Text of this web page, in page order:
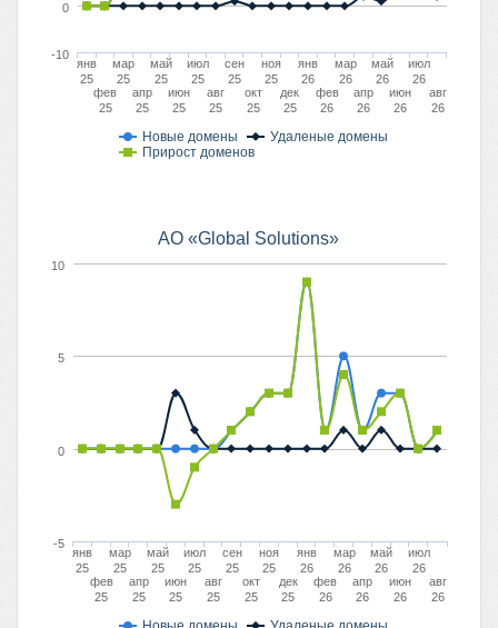
Новые домены
Удаленые домены
Прирост доменов
янв
25
фев
25
мар
25
апр
25
май
25
июн
25
июл
25
авг
25
сен
25
окт
25
ноя
25
дек
25
янв
26
фев
26
мар
26
апр
26
май
26
июн
26
июл
26
авг
26
-10
0
АО «Global Solutions»
янв
25
фев
25
мар
25
апр
25
май
25
июн
25
июл
25
авг
25
сен
25
окт
25
ноя
25
дек
25
янв
26
фев
26
мар
26
апр
26
май
26
июн
26
июл
26
авг
26
-5
0
5
10